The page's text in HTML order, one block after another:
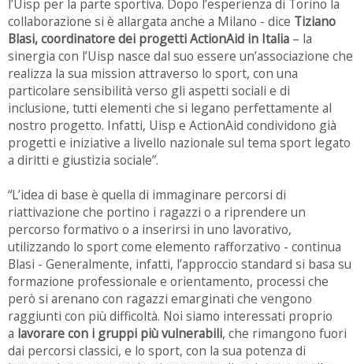
l’Uisp per la parte sportiva. Dopo l’esperienza di Torino la
collaborazione si è allargata anche a Milano - dice Tiziano
Blasi, coordinatore dei progetti ActionAid in Italia – la
sinergia con l’Uisp nasce dal suo essere un’associazione che
realizza la sua mission attraverso lo sport, con una
particolare sensibilità verso gli aspetti sociali e di
inclusione, tutti elementi che si legano perfettamente al
nostro progetto. Infatti, Uisp e ActionAid condividono già
progetti e iniziative a livello nazionale sul tema sport legato
a diritti e giustizia sociale”.
“L’idea di base è quella di immaginare percorsi di
riattivazione che portino i ragazzi o a riprendere un
percorso formativo o a inserirsi in uno lavorativo,
utilizzando lo sport come elemento rafforzativo - continua
Blasi - Generalmente, infatti, l’approccio standard si basa su
formazione professionale e orientamento, processi che
però si arenano con ragazzi emarginati che vengono
raggiunti con più difficoltà. Noi siamo interessati proprio
a lavorare con i gruppi più vulnerabili, che rimangono fuori
dai percorsi classici, e lo sport, con la sua potenza di